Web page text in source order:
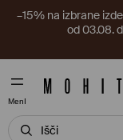
–15% na izbrane
od 03.08.
MenI